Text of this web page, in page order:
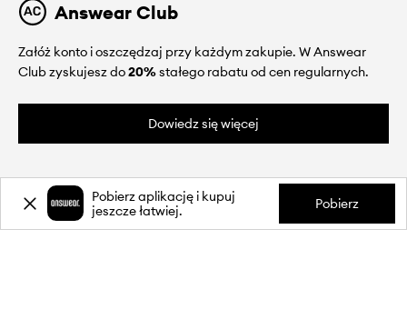
Answear Club
Załóż konto i oszczędzaj przy każdym zakupie. W Answear
Club zyskujesz do20%stałego rabatu od cen regularnych.
Dowiedz się więcej
Pobierz aplikację i kupuj
jeszcze łatwiej.
Pobierz